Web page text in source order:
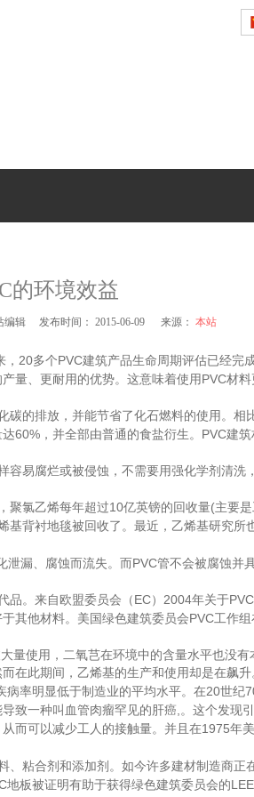
的环境效益
辑 发布时间： 2015-06-09 来源： 本站
20多个PVC建筑产品生命周期评估已经完
量、更耐用的优势。这意味着使用PVC材料
碳的排放，并能节省了化石燃料的使用。相
达60% ，并全部由普通的食盐衍生。 PVC建筑
容易腐烂或被侵蚀，不需要用强化学剂清洗
聚氯乙烯每年超过10亿英镑的回收量(主要
基背衬地毯被回收了。最近，乙烯基研究所
泄漏、腐蚀而流失。而 PVC管不会被腐蚀并
品。来自欧盟委员会（EC） 2004年关于PVC
其他材料。美国绿色建筑委员会PVC工作组
量使用，二氧芑在环境中的含量水平也没
在此期间，乙烯基的生产和使用却是在飙升
病率明显低于制造业的平均水平。在20世纪
致一种叫血管肉瘤罕见的肝癌,。这个发现
而可以减少工人的接触量。并且在1975年
粘合剂和添加剂。如今许多建材制造商正
地板被证明有助于获得绿色建筑委员会的